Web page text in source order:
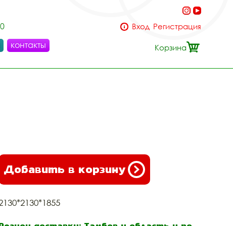
контакты
Вход Регистрация
Корзина
Добавить в корзину